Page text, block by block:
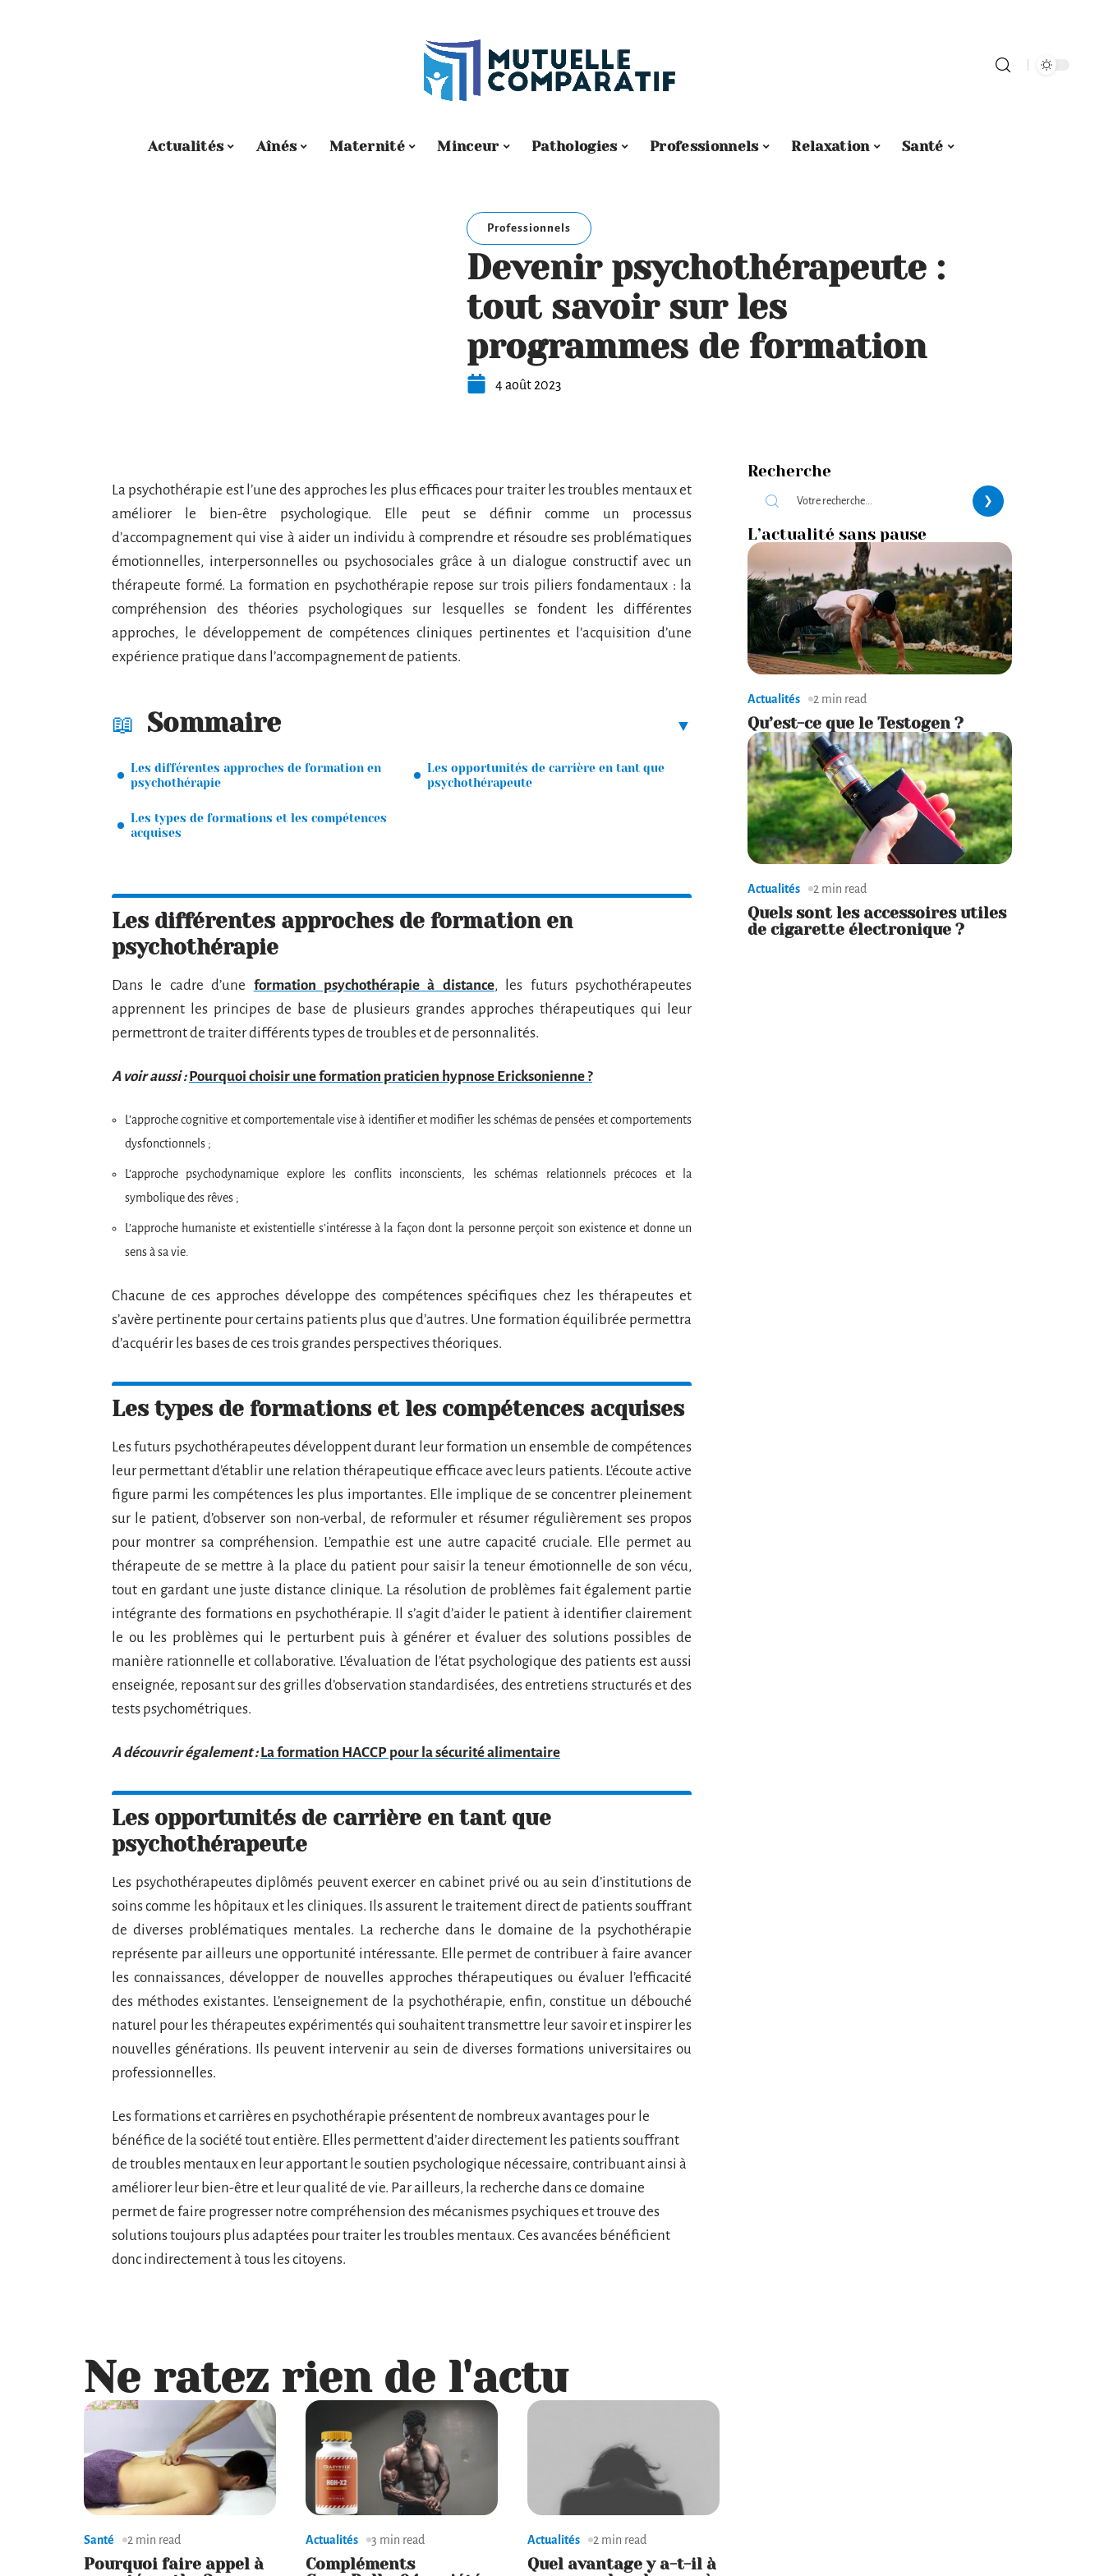
Actualités Aînés Maternité Minceur Pathologies Professionnels Relaxation Santé
Professionnels
Devenir psychothérapeute :
tout savoir sur les
programmes de formation
4 août 2023
La psychothérapie est l’une des approches les plus efficaces pour traiter les troubles mentaux et
améliorer le bien-être psychologique. Elle peut se définir comme un processus
d’accompagnement qui vise à aider un individu à comprendre et résoudre ses problématiques
émotionnelles, interpersonnelles ou psychosociales grâce à un dialogue constructif avec un
thérapeute formé. La formation en psychothérapie repose sur trois piliers fondamentaux : la
compréhension des théories psychologiques sur lesquelles se fondent les différentes
approches, le développement de compétences cliniques pertinentes et l’acquisition d’une
expérience pratique dans l’accompagnement de patients.
Sommaire
Les différentes approches de formation en
psychothérapie
Les types de formations et les compétences
acquises
Les opportunités de carrière en tant que
psychothérapeute
Les différentes approches de formation en
psychothérapie
Dans le cadre d’une formation psychothérapie à distance, les futurs psychothérapeutes
apprennent les principes de base de plusieurs grandes approches thérapeutiques qui leur
permettront de traiter différents types de troubles et de personnalités.
A voir aussi : Pourquoi choisir une formation praticien hypnose Ericksonienne ?
L’approche cognitive et comportementale vise à identifier et modifier les schémas de pensées et comportements
dysfonctionnels ;
L’approche psychodynamique explore les conflits inconscients, les schémas relationnels précoces et la
symbolique des rêves ;
L’approche humaniste et existentielle s’intéresse à la façon dont la personne perçoit son existence et donne un
sens à sa vie.
Chacune de ces approches développe des compétences spécifiques chez les thérapeutes et
s’avère pertinente pour certains patients plus que d’autres. Une formation équilibrée permettra
d’acquérir les bases de ces trois grandes perspectives théoriques.
Les types de formations et les compétences acquises
Les futurs psychothérapeutes développent durant leur formation un ensemble de compétences
leur permettant d’établir une relation thérapeutique efficace avec leurs patients. L’écoute active
figure parmi les compétences les plus importantes. Elle implique de se concentrer pleinement
sur le patient, d’observer son non-verbal, de reformuler et résumer régulièrement ses propos
pour montrer sa compréhension. L’empathie est une autre capacité cruciale. Elle permet au
thérapeute de se mettre à la place du patient pour saisir la teneur émotionnelle de son vécu,
tout en gardant une juste distance clinique. La résolution de problèmes fait également partie
intégrante des formations en psychothérapie. Il s’agit d’aider le patient à identifier clairement
le ou les problèmes qui le perturbent puis à générer et évaluer des solutions possibles de
manière rationnelle et collaborative. L’évaluation de l’état psychologique des patients est aussi
enseignée, reposant sur des grilles d’observation standardisées, des entretiens structurés et des
tests psychométriques.
A découvrir également : La formation HACCP pour la sécurité alimentaire
Les opportunités de carrière en tant que
psychothérapeute
Les psychothérapeutes diplômés peuvent exercer en cabinet privé ou au sein d’institutions de
soins comme les hôpitaux et les cliniques. Ils assurent le traitement direct de patients souffrant
de diverses problématiques mentales. La recherche dans le domaine de la psychothérapie
représente par ailleurs une opportunité intéressante. Elle permet de contribuer à faire avancer
les connaissances, développer de nouvelles approches thérapeutiques ou évaluer l’efficacité
des méthodes existantes. L’enseignement de la psychothérapie, enfin, constitue un débouché
naturel pour les thérapeutes expérimentés qui souhaitent transmettre leur savoir et inspirer les
nouvelles générations. Ils peuvent intervenir au sein de diverses formations universitaires ou
professionnelles.
Les formations et carrières en psychothérapie présentent de nombreux avantages pour le
bénéfice de la société tout entière. Elles permettent d’aider directement les patients souffrant
de troubles mentaux en leur apportant le soutien psychologique nécessaire, contribuant ainsi à
améliorer leur bien-être et leur qualité de vie. Par ailleurs, la recherche dans ce domaine
permet de faire progresser notre compréhension des mécanismes psychiques et trouve des
solutions toujours plus adaptées pour traiter les troubles mentaux. Ces avancées bénéficient
donc indirectement à tous les citoyens.
Ne ratez rien de l'actu
Santé 2 min read
Pourquoi faire appel à
Actualités 3 min read
Compléments
Actualités 2 min read
Quel avantage y a-t-il à
Recherche
L’actualité sans pause
Actualités 2 min read
Qu’est-ce que le Testogen ?
Actualités 2 min read
Quels sont les accessoires utiles
de cigarette électronique ?